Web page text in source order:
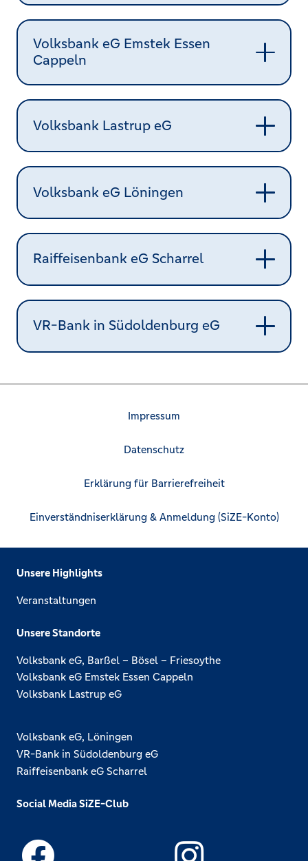
Volksbank eG Emstek Essen
Cappeln
Volksbank Lastrup eG
Volksbank eG Löningen
Raiffeisenbank eG Scharrel
VR-Bank in Südoldenburg eG
Impressum
Datenschutz
Erklärung für Barrierefreiheit
Einverständniserklärung & Anmeldung (SiZE-Konto)
Unsere Highlights
Veranstaltungen
Unsere Standorte
Volksbank eG, Barßel – Bösel – Friesoythe
Volksbank eG Emstek Essen Cappeln
Volksbank Lastrup eG
Volksbank eG, Löningen
VR-Bank in Südoldenburg eG
Raiffeisenbank eG Scharrel
Social Media SiZE-Club